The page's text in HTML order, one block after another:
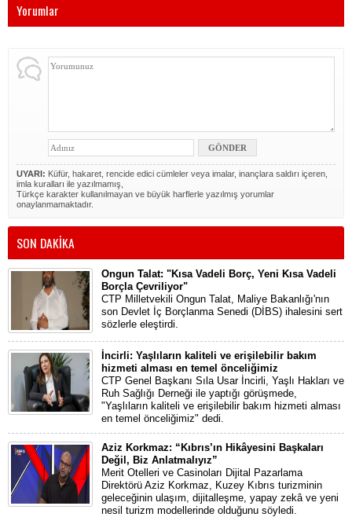
Yorumlar
UYARI: Küfür, hakaret, rencide edici cümleler veya imalar, inançlara saldırı içeren,
imla kuralları ile yazılmamış,
Türkçe karakter kullanılmayan ve büyük harflerle yazılmış yorumlar
onaylanmamaktadır.
SON DAKİKA
Ongun Talat: "Kısa Vadeli Borç, Yeni Kısa Vadeli
Borçla Çevriliyor"
CTP Milletvekili Ongun Talat, Maliye Bakanlığı'nın
son Devlet İç Borçlanma Senedi (DİBS) ihalesini sert
sözlerle eleştirdi.
İncirli: Yaşlıların kaliteli ve erişilebilir bakım
hizmeti alması en temel önceliğimiz
CTP Genel Başkanı Sıla Usar İncirli, Yaşlı Hakları ve
Ruh Sağlığı Derneği ile yaptığı görüşmede,
"Yaşlıların kaliteli ve erişilebilir bakım hizmeti alması
en temel önceliğimiz" dedi.
Aziz Korkmaz: “Kıbrıs’ın Hikâyesini Başkaları
Değil, Biz Anlatmalıyız”
Merit Otelleri ve Casinoları Dijital Pazarlama
Direktörü Aziz Korkmaz, Kuzey Kıbrıs turizminin
geleceğinin ulaşım, dijitalleşme, yapay zekâ ve yeni
nesil turizm modellerinde olduğunu söyledi.